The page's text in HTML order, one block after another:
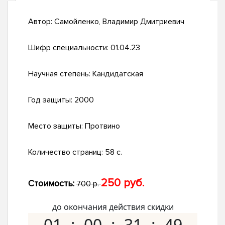
Автор: Самойленко, Владимир Дмитриевич
Шифр специальности: 01.04.23
Научная степень: Кандидатская
Год защиты: 2000
Место защиты: Протвино
Количество страниц: 58 с.
Стоимость: 700 р.250 руб.
до окончания действия скидки